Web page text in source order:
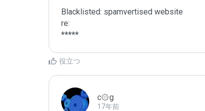
Blacklisted: spamvertised website
re:
*****
役立つ
c۞g
17年前